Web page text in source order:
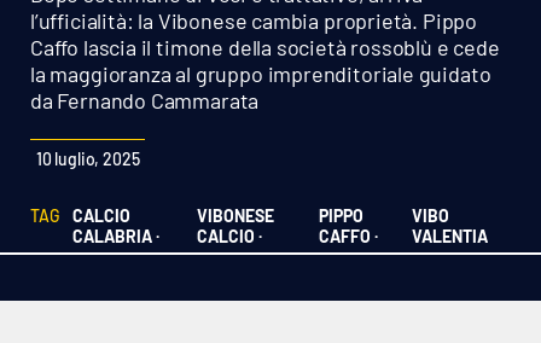
Sport
Cultura
Podcast
Editoriali
l’ufficialità: la Vibonese cambia proprietà. Pippo
Caffo lascia il timone della società rossoblù e cede
la maggioranza al gruppo imprenditoriale guidato
da Fernando Cammarata
10 luglio, 2025
TAG
CALCIO
CALABRIA ·
VIBONESE
CALCIO ·
PIPPO
CAFFO ·
VIBO
VALENTIA